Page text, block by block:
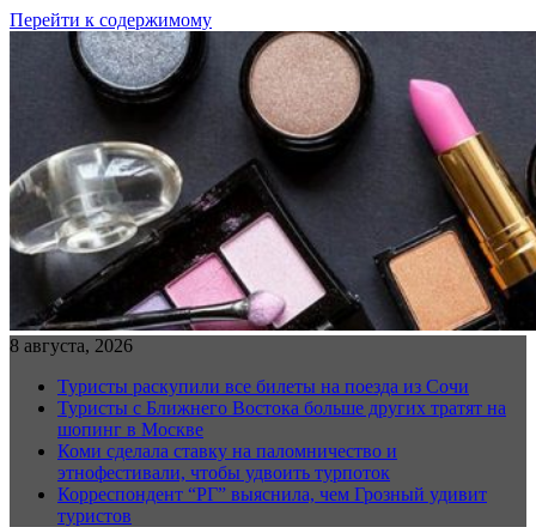
Перейти к содержимому
8 августа, 2026
Туристы раскупили все билеты на поезда из Сочи
Туристы с Ближнего Востока больше других тратят на
шопинг в Москве
Коми сделала ставку на паломничество и
этнофестивали, чтобы удвоить турпоток
Корреспондент “РГ” выяснила, чем Грозный удивит
туристов